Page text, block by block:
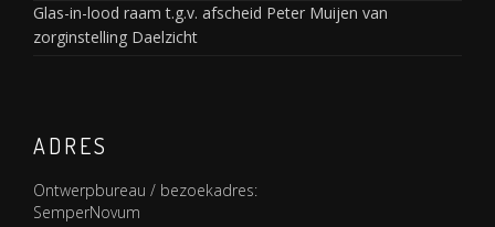
Glas-in-lood raam t.g.v. afscheid Peter Muijen van
zorginstelling Daelzicht
ADRES
Ontwerpbureau / bezoekadres:
SemperNovum